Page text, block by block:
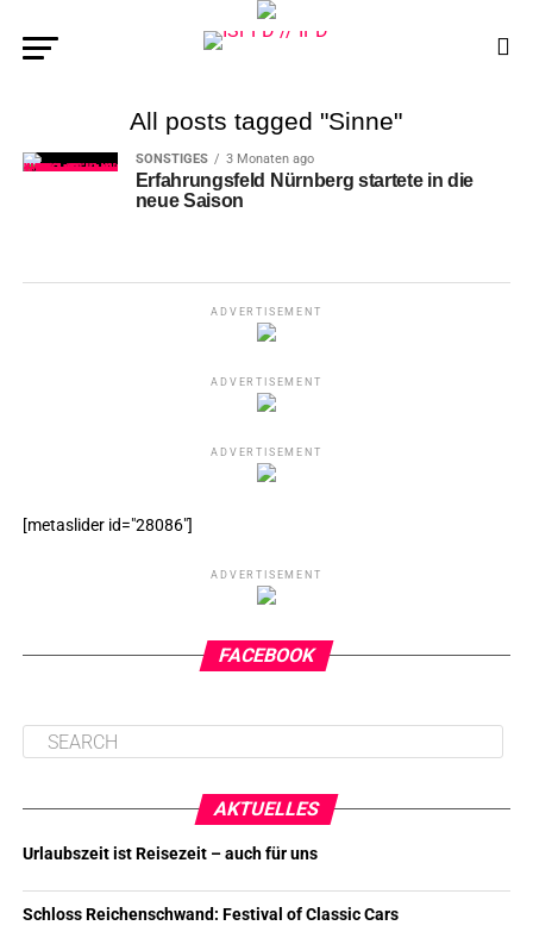
All posts tagged "Sinne"
SONSTIGES 3 Monaten ago
Erfahrungsfeld Nürnberg startete in die
neue Saison
ADVERTISEMENT
ADVERTISEMENT
ADVERTISEMENT
[metaslider id="28086"]
ADVERTISEMENT
FACEBOOK
AKTUELLES
Urlaubszeit ist Reisezeit – auch für uns
Schloss Reichenschwand: Festival of Classic Cars